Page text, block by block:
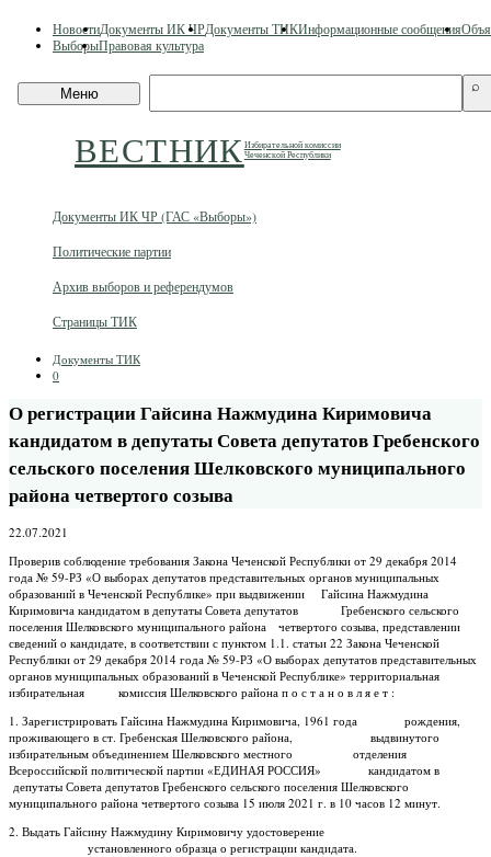
content
НовостиДокументы ИК ЧРДокументы ТИКИнформационные сообщения
ВыборыПравовая культура
Меню
ВЕСТНИКИзбирательной комиссии
Чеченской Республики
сайту
⌕
Документы ИК ЧР (ГАС «Выборы»)
Политические партии
Архив выборов и референдумов
Страницы ТИК
Документы ТИК
0
О регистрации Гайсина Нажмудина Киримовича
кандидатом в депутаты Совета депутатов Гребенского
сельского поселения Шелковского муниципального
района четвертого созыва
22.07.2021
Проверив соблюдение требования Закона Чеченской Республики от 29 декабря 2014
года № 59-РЗ «О выборах депутатов представительных органов муниципальных
образований в Чеченской Республике» при выдвижении Гайсина Нажмудина
Киримовича кандидатом в депутаты Совета депутатов Гребенского сельского
поселения Шелковского муниципального района четвертого созыва, представлении
сведений о кандидате, в соответствии с пунктом 1.1. статьи 22 Закона Чеченской
Республики от 29 декабря 2014 года № 59-РЗ «О выборах депутатов представительных
органов муниципальных образований в Чеченской Республике» территориальная
избирательная комиссия Шелковского района п о с т а н о в л я е т :
1. Зарегистрировать Гайсина Нажмудина Киримовича, 1961 года рождения,
проживающего в ст. Гребенская Шелковского района, выдвинутого
избирательным объединением Шелковского местного отделения
Всероссийской политической партии «ЕДИНАЯ РОССИЯ» кандидатом в
депутаты Совета депутатов Гребенского сельского поселения Шелковского
муниципального района четвертого созыва 15 июля 2021 г. в 10 часов 12 минут.
2. Выдать Гайсину Нажмудину Киримовичу удостоверение
установленного образца о регистрации кандидата.